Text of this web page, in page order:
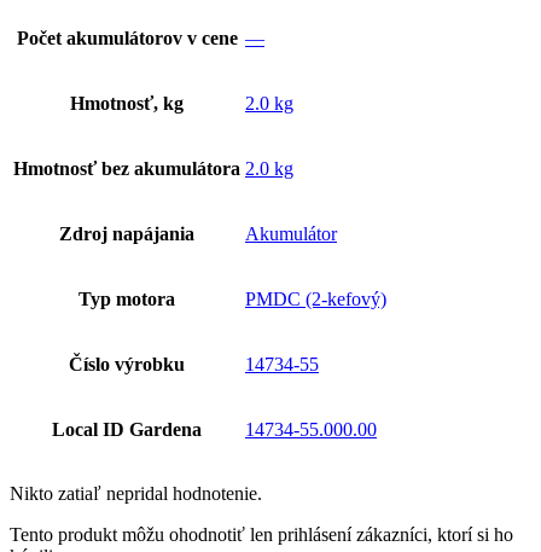
Počet akumulátorov v cene —
Hmotnosť, kg 2.0 kg
Hmotnosť bez akumulátora 2.0 kg
Zdroj napájania Akumulátor
Typ motora PMDC (2-kefový)
Číslo výrobku 14734-55
Local ID Gardena 14734-55.000.00
Nikto zatiaľ nepridal hodnotenie.
Tento produkt môžu ohodnotiť len prihlásení zákazníci, ktorí si ho